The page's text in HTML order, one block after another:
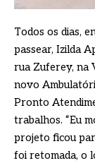
Todos os dias,
passear, Izilda
rua Zuferey, na
novo
Pronto
trabalhos. “Eu
projeto ficou
foi retomada, o